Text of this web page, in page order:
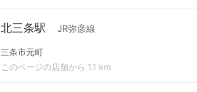
北三条駅 JR弥彦線
三条市元町
このページの店舗から 1.1 km